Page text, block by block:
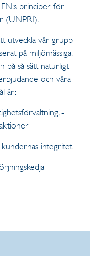
principer för
(UNPRI).
utveckla vår grupp
på miljömässiga,
på så sätt naturligt
och våra
är:
-
integritet